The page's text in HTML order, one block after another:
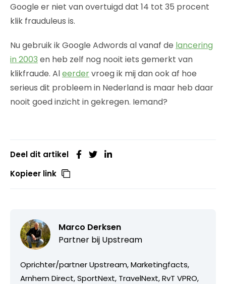
Google er niet van overtuigd dat 14 tot 35 procent
klik frauduleus is.
Nu gebruik ik Google Adwords al vanaf de lancering
in 2003 en heb zelf nog nooit iets gemerkt van
klikfraude. Aleerdervroeg ik mij dan ook af hoe
serieus dit probleem in Nederland is maar heb daar
nooit goed inzicht in gekregen. Iemand?
Deel dit artikel
Kopieer link
Marco Derksen
Partner bij Upstream
Oprichter/partner Upstream, Marketingfacts,
Arnhem Direct, SportNext, TravelNext, RvT VPRO,